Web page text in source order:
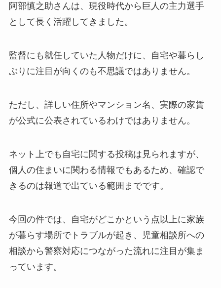
阿部慎之助さんは、現役時代から巨人の主力選手
として長く活躍してきました。
監督にも就任していた人物だけに、自宅や暮らし
ぶりに注目が向くのも不思議ではありません。
ただし、詳しい住所やマンション名、実際の家賃
が公式に公表されているわけではありません。
ネット上でも自宅に関する投稿は見られますが、
個人の住まいに関わる情報でもあるため、確認で
きるのは報道で出ている範囲までです。
今回の件では、自宅がどこかという点以上に家族
が暮らす場所でトラブルが起き、児童相談所への
相談から警察対応につながった流れに注目が集ま
っています。